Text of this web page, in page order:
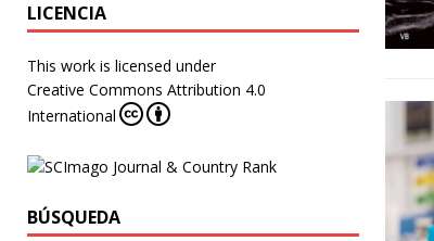
LICENCIA
This work is licensed under
Creative Commons Attribution 4.0
International
BÚSQUEDA